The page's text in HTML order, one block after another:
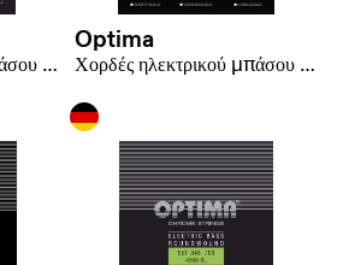
Χορδές ηλεκτρικού μπάσου Chrome Strings Round Wound Long Scale
Optima
Χορδές ηλεκτρικού μπάσου Chrome Strings Round Wound Long Scale